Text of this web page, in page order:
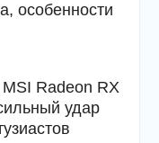
особенности
Radeon RX
удар